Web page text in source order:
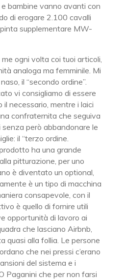
bambine vanno avanti con
di erogare 2.100 cavalli
supplementare MW-
ogni volta coi tuoi articoli,
analoga ma femminile. Mi
il “secondo ordine”.
vi consigliamo di essere
necessario, mentre i laici
confraternita che seguiva
però abbandonare le
il “terzo ordine.
ha una grande
pitturazione, per uno
è diventato un optional,
è un tipo di macchina
consapevole, con il
è quello di fornire utili
opportunità di lavoro ai
che lasciano Airbnb,
quasi alla follia. Le persone
che nei pressi c’erano
del sistema e i
Paganini che per non farsi